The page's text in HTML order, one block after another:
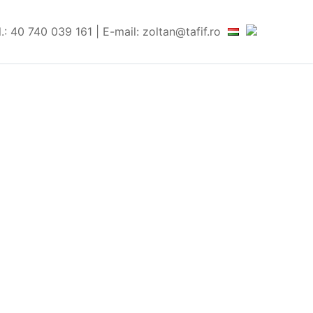
40 740 039 161 | E-mail: zoltan@tafif.ro